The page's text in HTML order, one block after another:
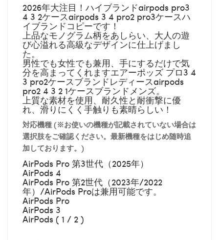
2026年大注目！ハイブランドairpods pro3
4 3 2ケースairpods 3 4 pro2 pro3ケースハ
イブランドコピーです！
上品なモノグラム柄をあしらい、大人の遊
び心溢れる高級なデザインに仕上げまし
た。
男性でも女性でも兼用、手にするだけで気
分を高まってくれますエアーポッズ プロ3 4
3 pro2ケースブランドレディースairpods
pro2 4 3 2 1ケースブランドメンズ。
上質な素材を使用、耐久性と耐衝撃に優
れ、滑りにくく手触りも素晴らしい！
対応機種 (※お使いの機種が記載されていない場合は
選択肢をご確認ください。最新機種をはじめ随時追
加しております。)
AirPods Pro 第3世代（2025年）
AirPods 4
AirPods Pro 第2世代（2023年/2022
年）/AirPods Proは兼用可能です。
AirPods Pro
AirPods 3
AirPods ( 1 / 2 )